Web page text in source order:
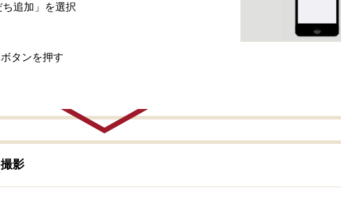
追加」を選択
タンを押す
影